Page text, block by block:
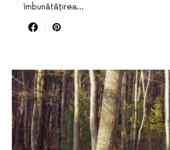
îmbunătățirea…